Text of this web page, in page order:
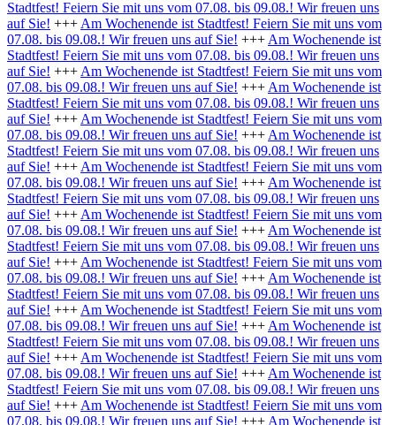
Stadtfest! Feiern Sie mit uns vom 07.08. bis 09.08.! Wir freuen uns
auf Sie! +++ Am Wochenende ist Stadtfest! Feiern Sie mit uns vom
07.08. bis 09.08.! Wir freuen uns auf Sie! +++ Am Wochenende ist
Stadtfest! Feiern Sie mit uns vom 07.08. bis 09.08.! Wir freuen uns
auf Sie! +++ Am Wochenende ist Stadtfest! Feiern Sie mit uns vom
07.08. bis 09.08.! Wir freuen uns auf Sie! +++ Am Wochenende ist
Stadtfest! Feiern Sie mit uns vom 07.08. bis 09.08.! Wir freuen uns
auf Sie! +++ Am Wochenende ist Stadtfest! Feiern Sie mit uns vom
07.08. bis 09.08.! Wir freuen uns auf Sie! +++ Am Wochenende ist
Stadtfest! Feiern Sie mit uns vom 07.08. bis 09.08.! Wir freuen uns
auf Sie! +++ Am Wochenende ist Stadtfest! Feiern Sie mit uns vom
07.08. bis 09.08.! Wir freuen uns auf Sie! +++ Am Wochenende ist
Stadtfest! Feiern Sie mit uns vom 07.08. bis 09.08.! Wir freuen uns
auf Sie! +++ Am Wochenende ist Stadtfest! Feiern Sie mit uns vom
07.08. bis 09.08.! Wir freuen uns auf Sie! +++ Am Wochenende ist
Stadtfest! Feiern Sie mit uns vom 07.08. bis 09.08.! Wir freuen uns
auf Sie! +++ Am Wochenende ist Stadtfest! Feiern Sie mit uns vom
07.08. bis 09.08.! Wir freuen uns auf Sie! +++ Am Wochenende ist
Stadtfest! Feiern Sie mit uns vom 07.08. bis 09.08.! Wir freuen uns
auf Sie! +++ Am Wochenende ist Stadtfest! Feiern Sie mit uns vom
07.08. bis 09.08.! Wir freuen uns auf Sie! +++ Am Wochenende ist
Stadtfest! Feiern Sie mit uns vom 07.08. bis 09.08.! Wir freuen uns
auf Sie! +++ Am Wochenende ist Stadtfest! Feiern Sie mit uns vom
07.08. bis 09.08.! Wir freuen uns auf Sie! +++ Am Wochenende ist
Stadtfest! Feiern Sie mit uns vom 07.08. bis 09.08.! Wir freuen uns
auf Sie! +++ Am Wochenende ist Stadtfest! Feiern Sie mit uns vom
07.08. bis 09.08.! Wir freuen uns auf Sie! +++ Am Wochenende ist